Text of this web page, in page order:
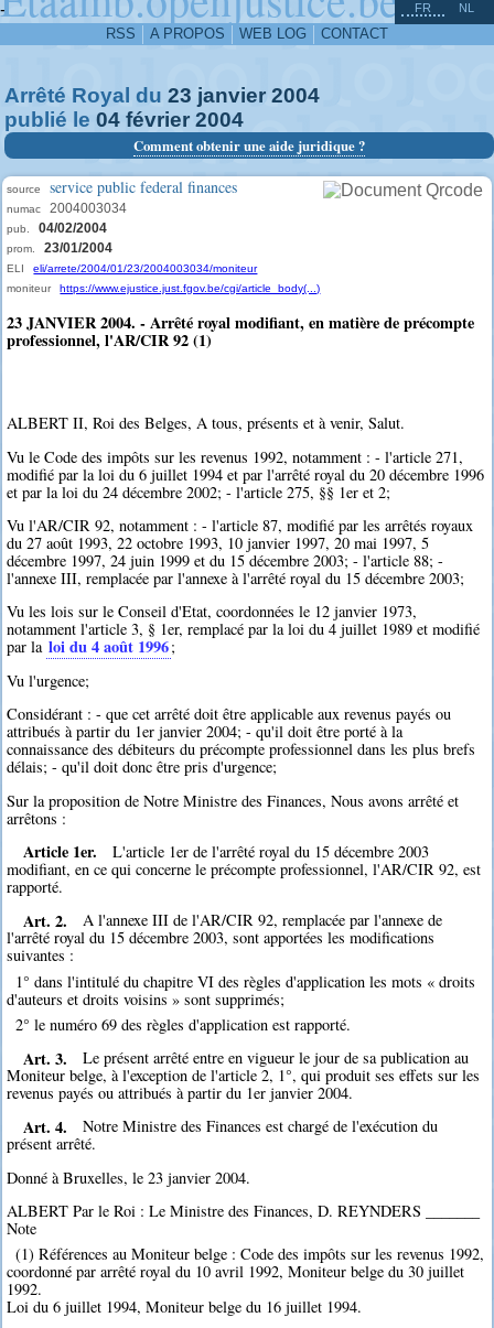
-
RSS A PROPOS WEB LOG CONTACT
FR NL
Arrêté Royal du 23 janvier 2004
publié le 04 février 2004
Comment obtenir une aide juridique ?
source service public federal finances
numac 2004003034
pub. 04/02/2004
prom. 23/01/2004
ELI
eli/arrete/2004/01/23/2004003034/moniteur
moniteur
https://www.ejustice.just.fgov.be/cgi/article_body(...)
23 JANVIER 2004. - Arrêté royal modifiant, en matière de précompte
professionnel, l'AR/CIR 92 (1)
ALBERT II, Roi des Belges, A tous, présents et à venir, Salut.
Vu le Code des impôts sur les revenus 1992, notamment : - l'article 271,
modifié par la loi du 6 juillet 1994 et par l'arrêté royal du 20 décembre 1996
et par la loi du 24 décembre 2002; - l'article 275, §§ 1er et 2;
Vu l'AR/CIR 92, notamment : - l'article 87, modifié par les arrêtés royaux
du 27 août 1993, 22 octobre 1993, 10 janvier 1997, 20 mai 1997, 5
décembre 1997, 24 juin 1999 et du 15 décembre 2003; - l'article 88; -
l'annexe III, remplacée par l'annexe à l'arrêté royal du 15 décembre 2003;
Vu les lois sur le Conseil d'Etat, coordonnées le 12 janvier 1973,
notamment l'article 3, § 1er, remplacé par la loi du 4 juillet 1989 et modifié
par la loi du 4 août 1996;
Vu l'urgence;
Considérant : - que cet arrêté doit être applicable aux revenus payés ou
attribués à partir du 1er janvier 2004; - qu'il doit être porté à la
connaissance des débiteurs du précompte professionnel dans les plus brefs
délais; - qu'il doit donc être pris d'urgence;
Sur la proposition de Notre Ministre des Finances, Nous avons arrêté et
arrêtons :
Article 1er.
L'article 1er de l'arrêté royal du 15 décembre 2003
modifiant, en ce qui concerne le précompte professionnel, l'AR/CIR 92, est
rapporté.
Art. 2.
A l'annexe III de l'AR/CIR 92, remplacée par l'annexe de
l'arrêté royal du 15 décembre 2003, sont apportées les modifications
suivantes :
1° dans l'intitulé du chapitre VI des règles d'application les mots « droits
d'auteurs et droits voisins » sont supprimés;
2° le numéro 69 des règles d'application est rapporté.
Art. 3.
Le présent arrêté entre en vigueur le jour de sa publication au
Moniteur belge, à l'exception de l'article 2, 1°, qui produit ses effets sur les
revenus payés ou attribués à partir du 1er janvier 2004.
Art. 4.
Notre Ministre des Finances est chargé de l'exécution du
présent arrêté.
Donné à Bruxelles, le 23 janvier 2004.
ALBERT Par le Roi : Le Ministre des Finances, D. REYNDERS _______
Note
(1) Références au Moniteur belge : Code des impôts sur les revenus 1992,
coordonné par arrêté royal du 10 avril 1992, Moniteur belge du 30 juillet
1992.
Loi du 6 juillet 1994, Moniteur belge du 16 juillet 1994.
^